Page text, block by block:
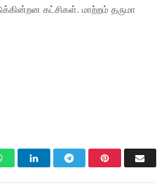
கட்சிகள். மாற்றம் தருமா